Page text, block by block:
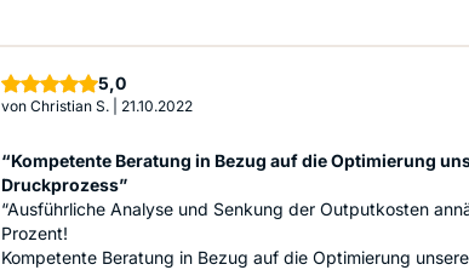
5,0Sterne
von Christian S. 21.10.2022
“Kompetente Beratung in Bezug auf die Optimierung
Druckprozess”
“Ausführliche Analyse und Senkung der Outputkosten
Prozent!
Kompetente Beratung in Bezug auf die Optimierung